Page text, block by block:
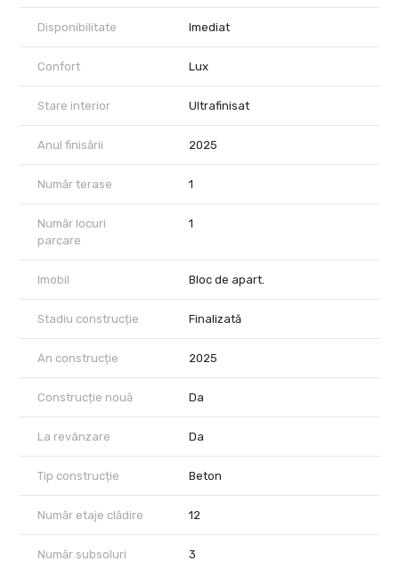
Pretul afisat nu include TVA.
In pret sunt incluse un loc de parcare subteran, pozitionat langa
Achizitia se realizeaza cu comision 0% pentru cumparator.
Optional, se poate achizitiona statie de incarcare pentru masini
Disponibilitate Imediat
Confort Lux
Stare interior Ultrafinisat
Anul finisării 2025
Număr terase 1
Număr locuri
parcare
1
Imobil Bloc de apart.
Stadiu construcție Finalizată
An construcție 2025
Construcție nouă Da
La revânzare Da
Tip construcție Beton
Număr etaje clădire 12
Număr subsoluri 3